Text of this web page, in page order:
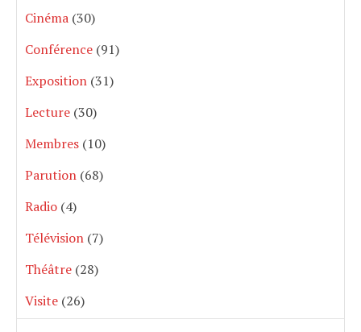
Cinéma (30)
Conférence (91)
Exposition (31)
Lecture (30)
Membres (10)
Parution (68)
Radio (4)
Télévision (7)
Théâtre (28)
Visite (26)